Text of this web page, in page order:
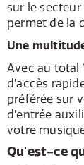
sur le secteur
permet de la
Une
Avec au total
d’accès
préférée sur
d’entrée
votre
Qu'est-ce